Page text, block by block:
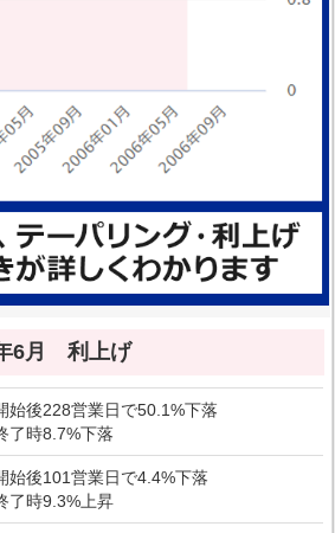
6月 利上げ
始後228営業日で50.1%下落
了時8.7%下落
始後101営業日で4.4%下落
了時9.3%上昇